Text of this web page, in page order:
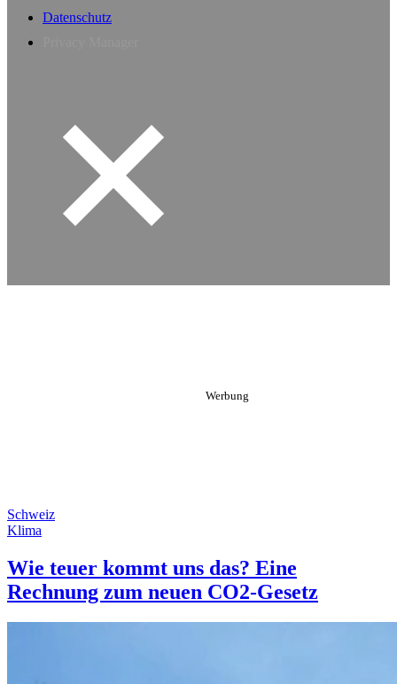
Datenschutz
Schweiz
Klima
Wie teuer kommt uns das? Eine
Rechnung zum neuen CO2-Gesetz